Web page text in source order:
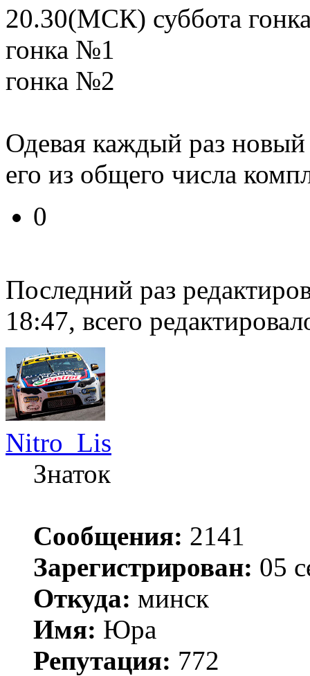
20.30(МСК) суббота
гонка №1
гонка №2
Одевая каждый раз
его из общего числа
0
Последний раз
18:47, всего
Nitro_Lis
Знаток
Сообщения: 2141
Зарегистрирован: 05
Откуда: минск
Имя: Юра
Репутация: 772